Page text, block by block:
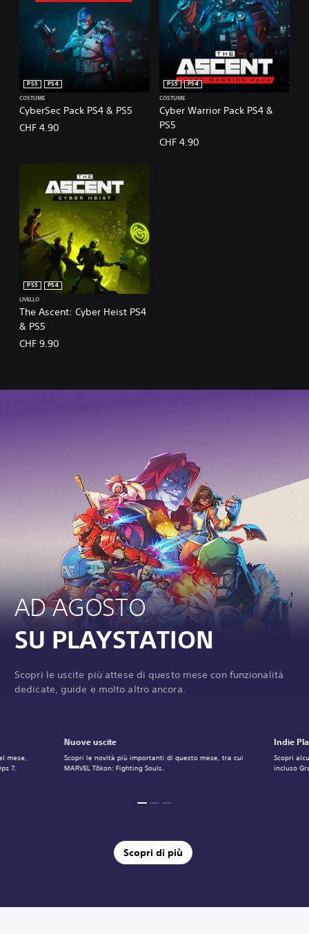
CyberSec Pack PS4 & PS5
PS5
PS4
COSTUME
CHF 4.90
Cyber Warrior Pack PS4 &
PS5
PS5
PS4
COSTUME
CHF 4.90
The Ascent: Cyber Heist PS4
& PS5
PS5
PS4
LIVELLO
CHF 9.90
AD AGOSTO
SU PLAYSTATION
Scopri le uscite più attese di questo mese con funzionalità
dedicate, guide e molto altro ancora.
Nuove uscite
Scopri le novità più importanti di questo mese, tra cui
MARVEL Tōkon: Fighting Souls.
Indie
Scopri
incluso
mese,
7.
Scopri di più